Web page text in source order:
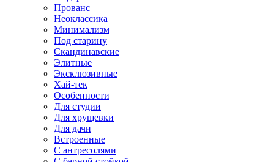
Прованс
Неоклассика
Минимализм
Под старину
Скандинавские
Элитные
Эксклюзивные
Хай-тек
Особенности
Для студии
Для хрущевки
Для дачи
Встроенные
С антресолями